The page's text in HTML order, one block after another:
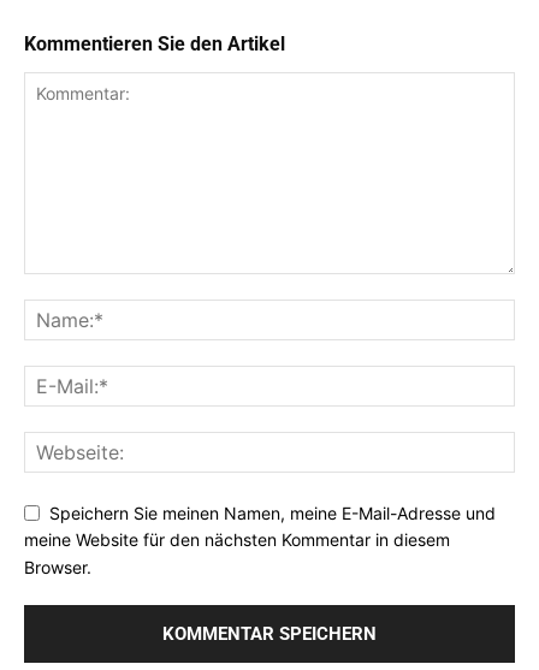
Kommentieren Sie den Artikel
Speichern Sie meinen Namen, meine E-Mail-Adresse und
meine Website für den nächsten Kommentar in diesem
Browser.